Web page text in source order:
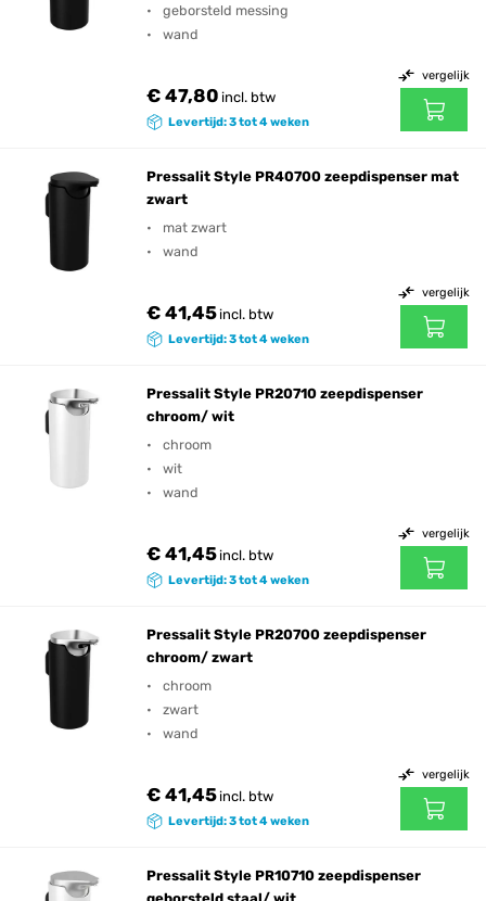
geborsteld messing
wand
€ 47,80 incl. btw
Levertijd: 3 tot 4 weken
vergelijk
Pressalit Style PR40700 zeepdispenser mat
zwart
mat zwart
wand
€ 41,45incl. btw
Levertijd: 3 tot 4 weken
vergelijk
Pressalit Style PR20710 zeepdispenser
chroom/ wit
chroom
wit
wand
€ 41,45incl. btw
Levertijd: 3 tot 4 weken
vergelijk
Pressalit Style PR20700 zeepdispenser
chroom/ zwart
chroom
zwart
wand
€ 41,45incl. btw
Levertijd: 3 tot 4 weken
vergelijk
Pressalit Style PR10710 zeepdispenser
geborsteld staal/ wit